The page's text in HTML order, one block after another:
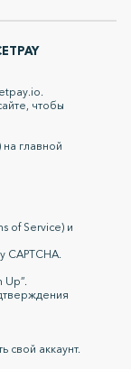
чтобы
на главной
of Service) и
CAPTCHA.
свой аккаунт.